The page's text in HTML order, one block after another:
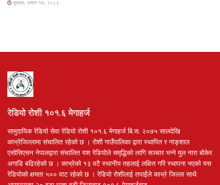
बुधबार, असार १७, २०८३
रेडियो रोशी १०१.६ मेगाहर्ज
सामुदायिक रेडियो सेवा रेडियो रोशी १०१.६ मेगाहर्ज बि.स. २०७५ सालदेखि
काभ्रेजिल्लामा संचालित रहेको छ । रोशी गाउँपालिका द्वारा स्थापित र नाङ्शाल
एसोसिएसन नेपालद्वारा संचालित यश रेडियोले समृद्धिको लागि सञ्चार भन्ने मुल नारा बोकेर
अगाडि बढिरहेको छ । काभ्रेको १३ वटै स्थानीय तहलाई लक्षित गरि स्थापना भएको यस
रेडियोको क्षमता ५०० वाट रहेको छ । रेडियो रोशीलाई तपाईंले काभ्रे जिल्ला साथै